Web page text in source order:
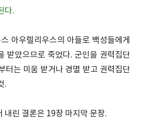
다.
아우렐리우스의 아들로 백성들에게
받았으므로 죽었다. 군인을 권력집단
터는 미움 받거나 경멸 받고 권력집단
.
내린 결론은 19장 마지막 문장.